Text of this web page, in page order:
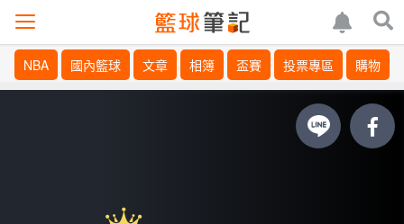
NBA 國內籃球 文章 相簿 盃賽 投票專區 購物